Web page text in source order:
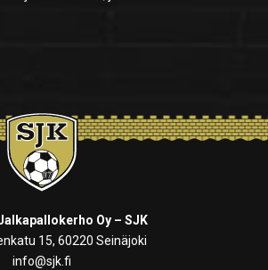
Oy – SJK
15, 60220 Seinäjoki
info@sjk.fi